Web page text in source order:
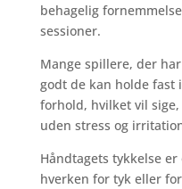
behagelig
sessioner.
Mange spillere, der
godt de kan holde fast
forhold, hvilket vil
uden stress og
Håndtagets tykkelse
hverken for tyk eller